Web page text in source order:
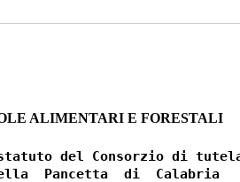
ALIMENTARI E FORESTALI
del Consorzio di
Pancetta  di  Calabria